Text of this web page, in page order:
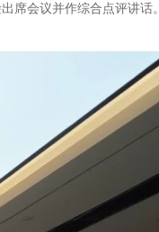
席会议并作综合点评讲话。